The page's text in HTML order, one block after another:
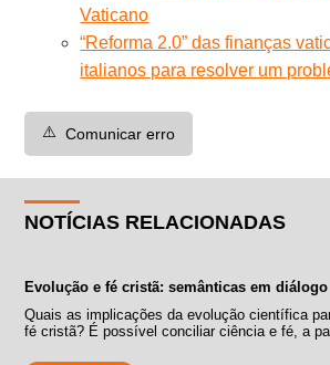
Vaticano
“Reforma 2.0” das finanças
italianos para resolver um
⚠️ Comunicar erro
NOTÍCIAS RELACIONADAS
Evolução e fé cristã: semânticas em diálogo
Quais as implicações da evolução científica
fé cristã? É possível conciliar ciência e fé, a